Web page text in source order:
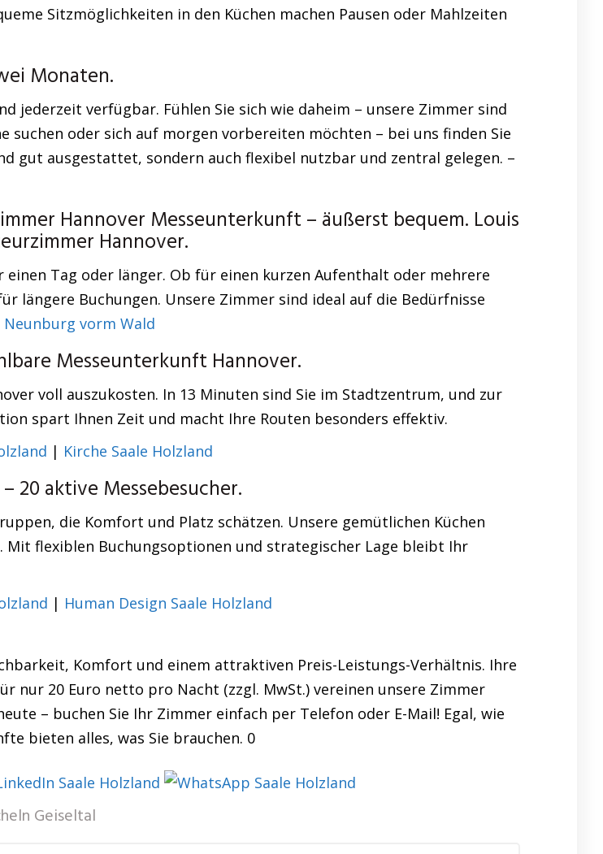
Sitzmöglichkeiten in den Küchen machen Pausen oder Mahlzeiten
Monaten.
jederzeit verfügbar. Fühlen Sie sich wie daheim – unsere Zimmer sind
suchen oder sich auf morgen vorbereiten möchten – bei uns finden Sie
gut ausgestattet, sondern auch flexibel nutzbar und zentral gelegen. –
Hannover Messeunterkunft – äußerst bequem. Louis
Hannover.
Tag oder länger. Ob für einen kurzen Aufenthalt oder mehrere
längere Buchungen. Unsere Zimmer sind ideal auf die Bedürfnisse
vorm Wald
Messeunterkunft Hannover.
voll auszukosten. In 13 Minuten sind Sie im Stadtzentrum, und zur
spart Ihnen Zeit und macht Ihre Routen besonders effektiv.
| Kirche Saale Holzland
20 aktive Messebesucher.
die Komfort und Platz schätzen. Unsere gemütlichen Küchen
Mit flexiblen Buchungsoptionen und strategischer Lage bleibt Ihr
| Human Design Saale Holzland
Komfort und einem attraktiven Preis-Leistungs-Verhältnis. Ihre
nur 20 Euro netto pro Nacht (zzgl. MwSt.) vereinen unsere Zimmer
– buchen Sie Ihr Zimmer einfach per Telefon oder E-Mail! Egal, wie
bieten alles, was Sie brauchen. 0
Geiseltal